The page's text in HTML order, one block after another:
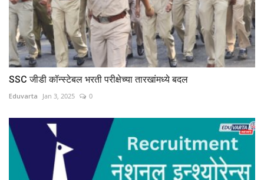
SSC जीडी कॉन्स्टेबल भरती परीक्षेच्या तारखांमध्ये बदल
Eduvarta Jan 3, 2025 0